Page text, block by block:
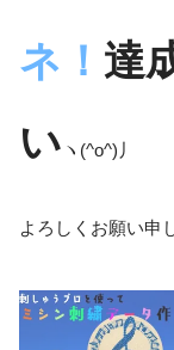
ネ！ 達
い ヽ(^o^)丿
よろしくお願い申